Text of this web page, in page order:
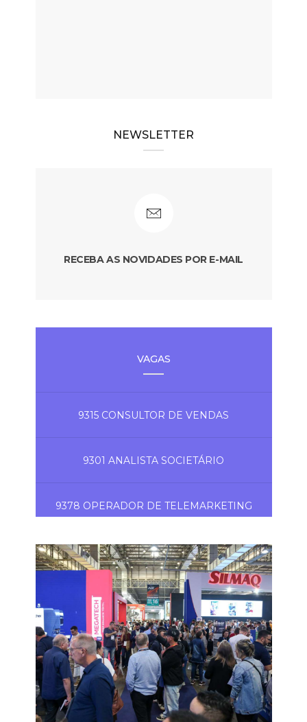
NEWSLETTER
RECEBA AS NOVIDADES POR E-MAIL
VAGAS
9315 CONSULTOR DE VENDAS
9301 ANALISTA SOCIETÁRIO
9378 OPERADOR DE TELEMARKETING